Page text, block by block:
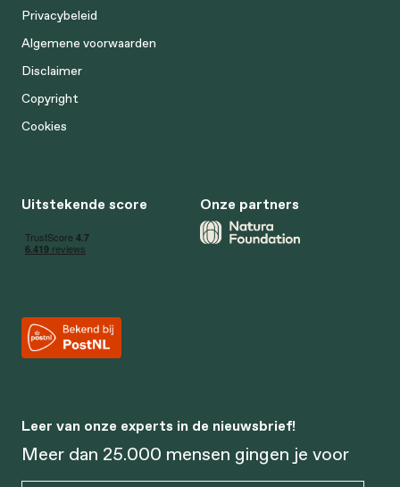
Privacybeleid
Algemene voorwaarden
Disclaimer
Copyright
Cookies
Uitstekende score Onze partners
Leer van onze experts in de nieuwsbrief!
Meer dan 25.000 mensen gingen je voor